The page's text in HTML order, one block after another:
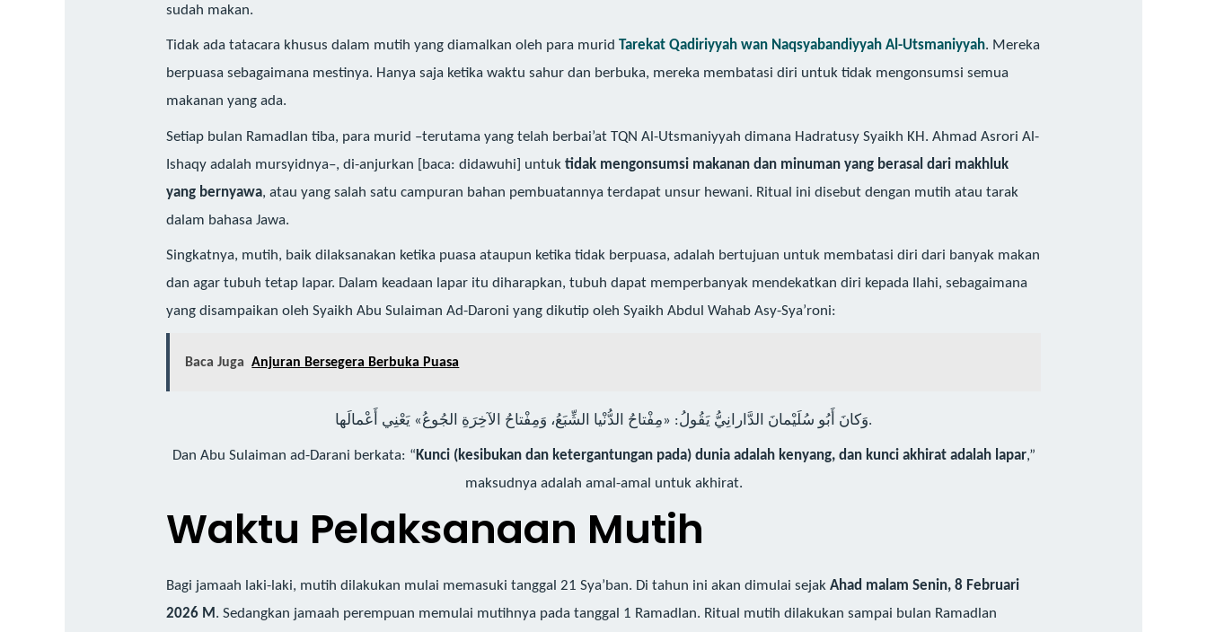
sudah makan.
Tidak ada tatacara khusus dalam mutih yang diamalkan oleh para murid Tarekat Qadiriyyah wan Naqsyabandiyyah Al-Utsmaniyyah. Mereka
berpuasa sebagaimana mestinya. Hanya saja ketika waktu sahur dan berbuka, mereka membatasi diri untuk tidak mengonsumsi semua
makanan yang ada.
Setiap bulan Ramadlan tiba, para murid –terutama yang telah berbai’at TQN Al-Utsmaniyyah dimana Hadratusy Syaikh KH. Ahmad Asrori Al-
Ishaqy adalah mursyidnya–, di-anjurkan [baca: didawuhi] untuk tidak mengonsumsi makanan dan minuman yang berasal dari makhluk
yang bernyawa, atau yang salah satu campuran bahan pembuatannya terdapat unsur hewani. Ritual ini disebut dengan mutih atau tarak
dalam bahasa Jawa.
Singkatnya, mutih, baik dilaksanakan ketika puasa ataupun ketika tidak berpuasa, adalah bertujuan untuk membatasi diri dari banyak makan
dan agar tubuh tetap lapar. Dalam keadaan lapar itu diharapkan, tubuh dapat memperbanyak mendekatkan diri kepada Ilahi, sebagaimana
yang disampaikan oleh Syaikh Abu Sulaiman Ad-Daroni yang dikutip oleh Syaikh Abdul Wahab Asy-Sya’roni:
Baca Juga Anjuran Bersegera Berbuka Puasa
وَكانَ أَبُو سُلَيْمانَ الدَّارانِيُّ يَقُولُ: «مِفْتاحُ الدُّنْيا الشِّبَعُ، وَمِفْتاحُ الآخِرَةِ الجُوعُ» يَعْنِي أَعْمالَها.
Dan Abu Sulaiman ad-Darani berkata: “ Kunci (kesibukan dan ketergantungan pada) dunia adalah kenyang, dan kunci akhirat adalah lapar,”
maksudnya adalah amal-amal untuk akhirat.
Waktu Pelaksanaan Mutih
Bagi jamaah laki-laki, mutih dilakukan mulai memasuki tanggal 21 Sya’ban. Di tahun ini akan dimulai sejakAhad malam Senin, 8 Februari
2026 M . Sedangkan jamaah perempuan memulai mutihnya pada tanggal 1 Ramadlan. Ritual mutih dilakukan sampai bulan Ramadlan